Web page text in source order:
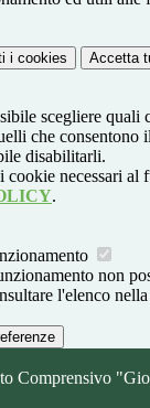
i cookies Accetta
scegliere quali
che consentono
disabilitarli.
cookie necessari al
.
non
l'elenco
Comprensivo